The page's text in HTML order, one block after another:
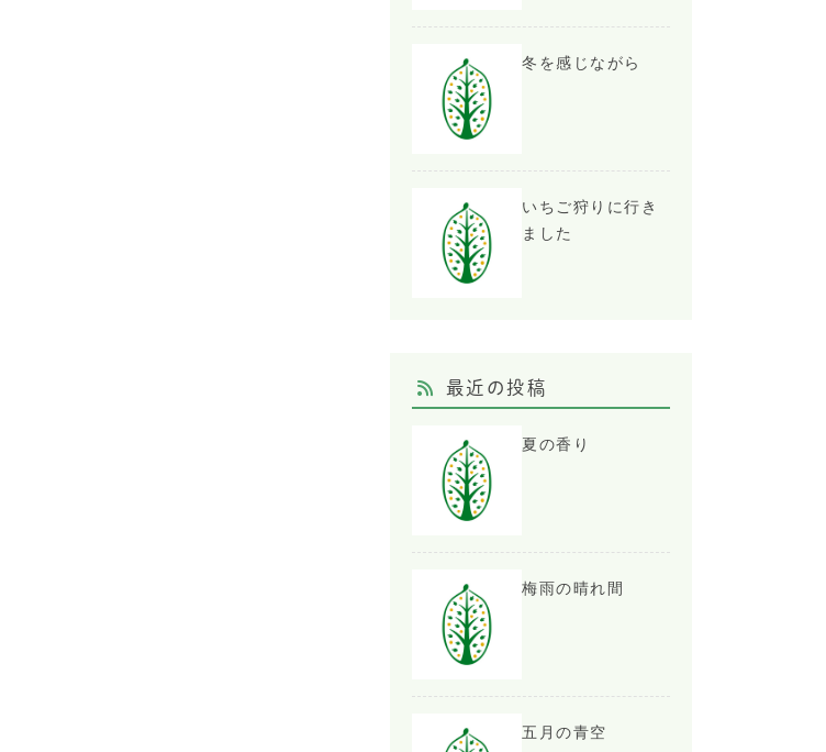
冬を感じながら
いちご狩りに行き
ました
最近の投稿
夏の香り
梅雨の晴れ間
五月の青空